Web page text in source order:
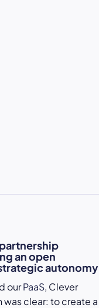
an open
autonomy
ourPaaS, Clever
was clear: to create a